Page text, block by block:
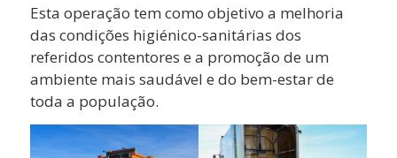
Esta operação tem como objetivo a melhoria
das condições higiénico-sanitárias dos
referidos contentores e a promoção de um
ambiente mais saudável e do bem-estar de
toda a população.